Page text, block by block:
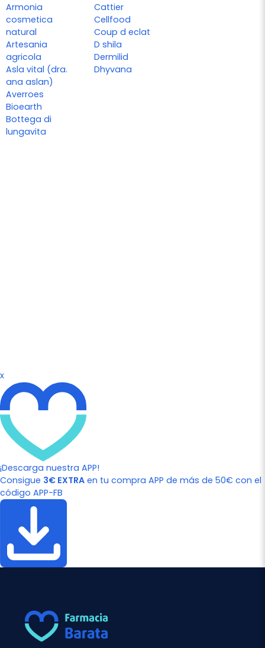
Armonia
cosmetica
natural
Artesania
agricola
Asla vital (dra.
ana aslan)
Averroes
Bioearth
Bottega di
lungavita
Cattier
Cellfood
Coup d eclat
D shila
Dermilid
Dhyvana
x
¡Descarga nuestra APP!
Consigue 3€ EXTRA en tu compra APP de más de 50€ con el
código APP-FB